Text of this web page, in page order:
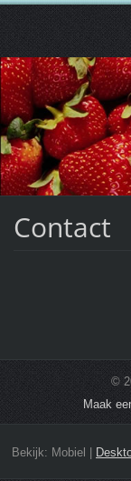
Contact
©
Maak
Bekijk: Mobiel